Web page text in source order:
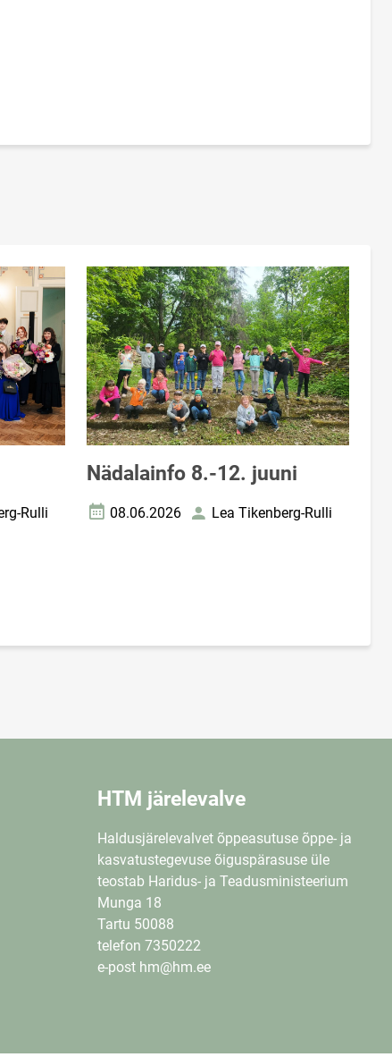
Rulli
Nädalainfo 8.-12. juuni
Loomise kuupäev
08.06.2026 AutorLea Tikenberg-Rulli
HTM järelevalve
Haldusjärelevalvet õppeasutuse õppe- ja
kasvatustegevuse õiguspärasuse üle
teostab Haridus- ja Teadusministeerium
Munga 18
Tartu 50088
telefon 7350222
e-post hm@hm.ee